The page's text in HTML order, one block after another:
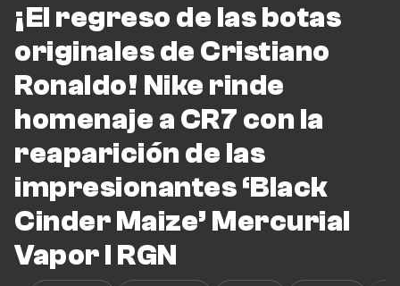
¡El regreso de las botas
originales de Cristiano
Ronaldo! Nike rinde
homenaje a CR7 con la
reaparición de las
impresionantes ‘Black
Cinder Maize’ Mercurial
Vapor I RGN